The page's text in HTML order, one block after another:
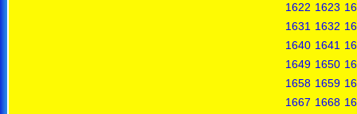
1622 1623
1631 1632
1640 1641
1649 1650
1658 1659
1667 1668